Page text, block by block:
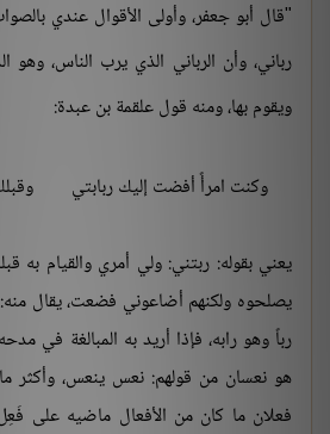
"قال أبو جعفر، وأولى الأقوال عندي
رباني، وأن الرباني الذي يرب الناس، وهو
ويقوم بها، ومنه قول علقمة بن عبدة:
وكنت امرأً أفضت إليك ربابتي
يعني بقوله: ربتني: ولي أمري والقيام به
يصلحوه ولكنهم أضاعوني فضعت، يقال
رباً وهو رابه، فإذا أريد به المبالغة في
هو نعسان من قولهم: نعس ينعس، وأكثر
فعلان ما كان من الأفعال ماضيه على